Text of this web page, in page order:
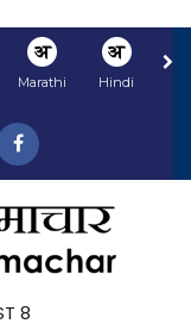
अ
Hindi
अ
Marathi
8 Aug 2026, 19:02 HRS IST